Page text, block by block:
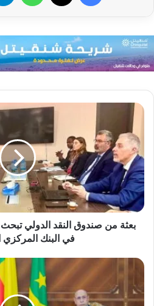
بعثة من صندوق النقد الدولي
في البنك المركزي